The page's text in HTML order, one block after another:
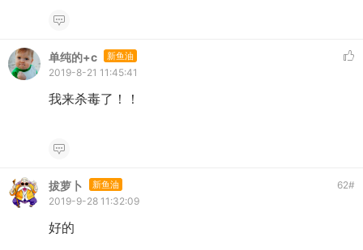
单纯的+c 新鱼油
2019-8-21 11:45:41
我来杀毒了！！
拔萝卜 新鱼油 62#
2019-9-28 11:32:09
好的